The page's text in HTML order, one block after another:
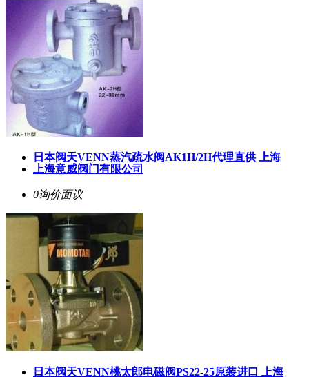
日本阀天VENN蒸汽疏水阀AK1H/2H代理直供 上海
上海意威阀门有限公司
0询价面议
日本阀天VENN桃太郎电磁阀PS22-25原装进口 上海